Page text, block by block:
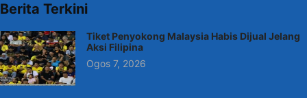
Berita Terkini
Tiket Penyokong Malaysia Habis Dijual Jelang
Aksi Filipina
Ogos 7, 2026